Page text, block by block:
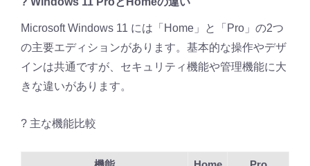
Microsoft Windows 11 には「Home」と「Pro」の2つ
の主要エディションがあります。基本的な操作やデザ
インは共通ですが、セキュリティ機能や管理機能に大
きな違いがあります。
? 主な機能比較